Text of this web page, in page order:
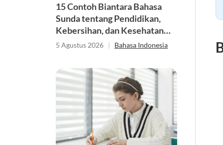
15 Contoh Biantara Bahasa
Sunda tentang Pendidikan,
Kebersihan, dan Kesehatan
Singkat
5 Agustus 2026 | Bahasa Indonesia